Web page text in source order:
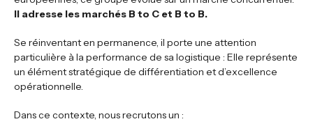
Il adresse les marchés B to C et B to B.
Se réinventant en permanence, il porte une attention
particulière à la performance de sa logistique : Elle représente
un élément stratégique de différentiation et d’excellence
opérationnelle.
Dans ce contexte, nous recrutons un :